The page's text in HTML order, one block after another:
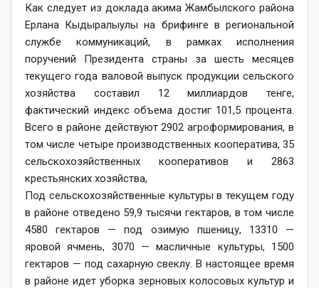
Как следует из доклада акима Жамбылского района
Ерлана Кыдыралыулы на брифинге в региональной
службе коммуникаций, в рамках исполнения
поручений Президента страны за шесть месяцев
текущего года валовой выпуск продукции сельского
хозяйства составил 12 миллиардов тенге,
фактический индекс объема достиг 101,5 процента.
Всего в районе действуют 2902 агроформирования, в
том числе четыре производственных кооператива, 35
сельскохозяйственных кооперативов и 2863
крестьянских хозяйства,
Под сельскохозяйственные культуры в текущем году
в районе отведено 59,9 тысячи гектаров, в том числе
4580 гектаров — под озимую пшеницу, 13310 —
яровой ячмень, 3070 — масличные культуры, 1500
гектаров — под сахарную свеклу. В настоящее время
в районе идет уборка зерновых колосовых культур и